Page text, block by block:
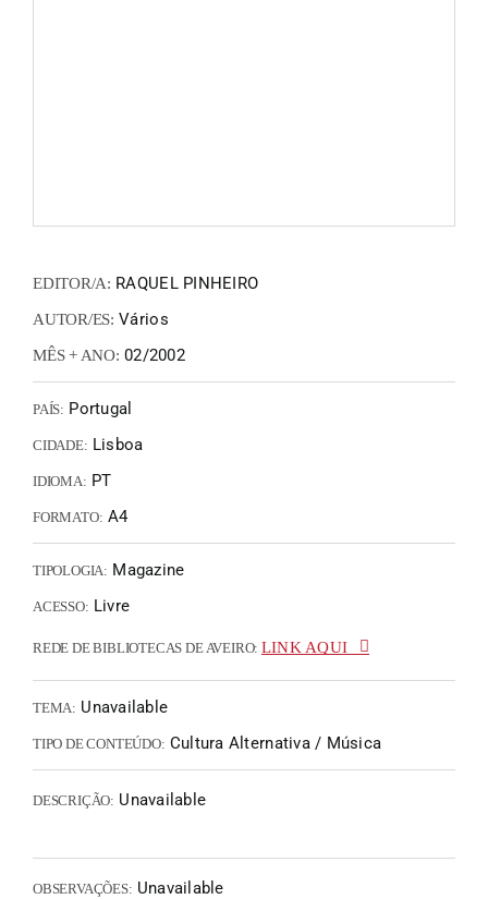
EDITOR/A: RAQUEL PINHEIRO
AUTOR/ES: Vários
MÊS + ANO: 02/2002
PAÍS: Portugal
CIDADE: Lisboa
IDIOMA: PT
FORMATO: A4
TIPOLOGIA: Magazine
ACESSO: Livre
REDE DE BIBLIOTECAS DE AVEIRO: LINK AQUI
TEMA: Unavailable
TIPO DE CONTEÚDO: Cultura Alternativa / Música
DESCRIÇÃO: Unavailable
OBSERVAÇÕES: Unavailable